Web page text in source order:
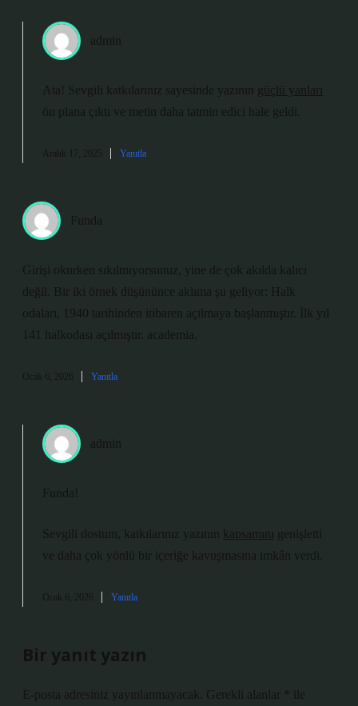
admin
Ata! Sevgili katkılarınız sayesinde yazının güçlü yanları
ön plana çıktı ve metin daha tatmin edici hale geldi.
Aralık 17, 2025 Yanıtla
Funda
Girişi okurken sıkılmıyorsunuz, yine de çok akılda kalıcı
değil. Bir iki örnek düşününce aklıma şu geliyor: Halk
odaları, 1940 tarihinden itibaren açılmaya başlanmıştır. İlk yıl
141 halkodası açılmıştır. academia.
Ocak 6, 2026 Yanıtla
admin
Funda!
Sevgili dostum, katkılarınız yazının kapsamını
genişletti
ve daha çok yönlü bir içeriğe kavuşmasına imkân verdi.
Ocak 6, 2026 Yanıtla
Bir yanıt yazın
E-posta adresiniz yayınlanmayacak. Gerekli alanlar
ile